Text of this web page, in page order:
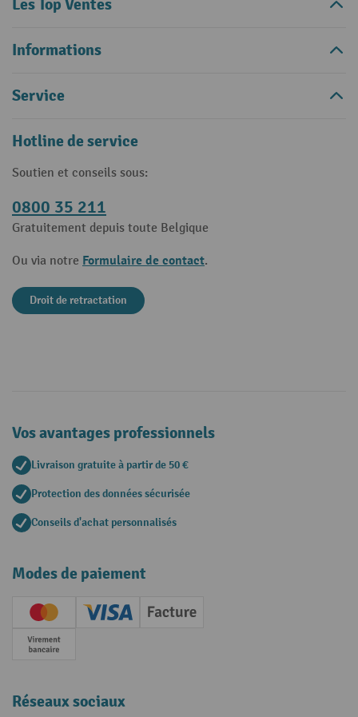
Les Top Ventes
Informations
Service
Hotline de service
Soutien et conseils sous:
0800 35 211
Gratuitement depuis toute Belgique
Ou via notre Formulaire de contact.
Droit de retractation
Vos avantages professionnels
Livraison gratuite à partir de 50 €
Protection des données sécurisée
Conseils d'achat personnalisés
Modes de paiement
Creditcard (Master)Creditcard (Visa)
Facture
Paiement anticipé
Réseaux sociaux